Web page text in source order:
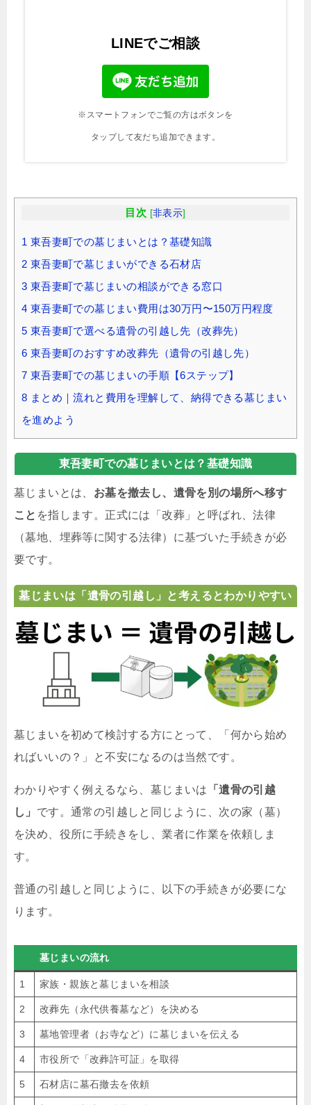
LINEでご相談
※スマートフォンでご覧の方はボタンを
タップして友だち追加できます。
目次 [非表示]
1 東吾妻町での墓じまいとは？基礎知識
2 東吾妻町で墓じまいができる石材店
3 東吾妻町で墓じまいの相談ができる窓口
4 東吾妻町での墓じまい費用は30万円〜150万円程度
5 東吾妻町で選べる遺骨の引越し先（改葬先）
6 東吾妻町のおすすめ改葬先（遺骨の引越し先）
7 東吾妻町での墓じまいの手順【6ステップ】
8 まとめ｜流れと費用を理解して、納得できる墓じまい
を進めよう
東吾妻町での墓じまいとは？基礎知識
墓じまいとは、 お墓を撤去し、遺骨を別の場所へ移す
こと を指します。正式には「改葬」と呼ばれ、法律
（墓地、埋葬等に関する法律）に基づいた手続きが必
要です。
墓じまいは「遺骨の引越し」と考えるとわかりやすい
墓じまいを初めて検討する方にとって、「何から始め
ればいいの？」と不安になるのは当然です。
わかりやすく例えるなら、墓じまいは
「遺骨の引越
し」 です。通常の引越しと同じように、次の家（墓）
を決め、役所に手続きをし、業者に作業を依頼しま
す。
普通の引越しと同じように、以下の手続きが必要にな
ります。
墓じまいの流れ
1 家族・親族と墓じまいを相談
2 改葬先（永代供養墓など）を決める
3 墓地管理者（お寺など）に墓じまいを伝える
4 市役所で「改葬許可証」を取得
5 石材店に墓石撤去を依頼